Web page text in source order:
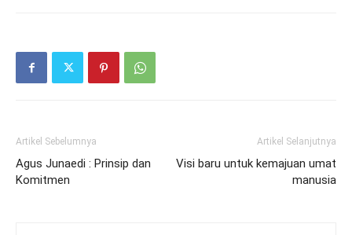
Artikel Sebelumnya
Agus Junaedi : Prinsip dan
Komitmen
Artikel Selanjutnya
Visi baru untuk kemajuan umat
manusia